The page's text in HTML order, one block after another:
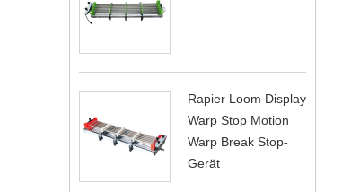
Rapier Loom Display
Warp Stop Motion
Warp Break Stop-
Gerät